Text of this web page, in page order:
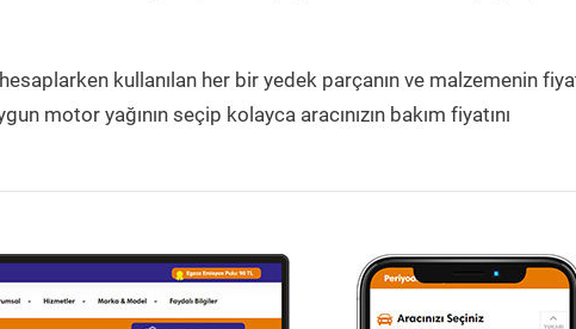
kullanılan her bir yedek parçanın ve malzemenin
motor yağının seçip kolayca aracınızın bakım fiyatını